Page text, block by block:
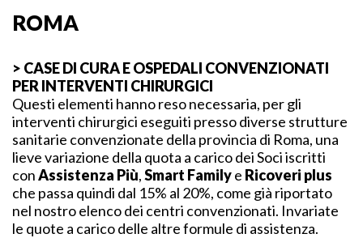
ROMA
> CASE DI CURA E OSPEDALI CONVENZIONATI
PER INTERVENTI CHIRURGICI
Questi elementi hanno reso necessaria, per gli
interventi chirurgici eseguiti presso diverse strutture
sanitarie convenzionate della provincia di Roma, una
lieve variazione della quota a carico dei Soci iscritti
conAssistenza Più,Smart Familye Ricoveri plus
che passa quindi dal 15% al 20%, come già riportato
nel nostro elenco dei centri convenzionati. Invariate
le quote a carico delle altre formule di assistenza.